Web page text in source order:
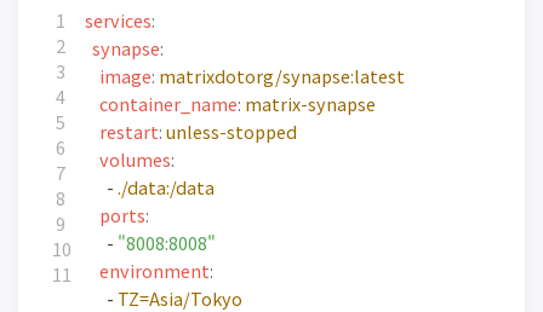
4
7
services:
synapse:
image: matrixdotorg/synapse:latest
container_name: matrix-synapse
restart: unless-stopped
volumes:
- ./data:/data
ports:
- "8008:8008"
environment:
- TZ=Asia/Tokyo